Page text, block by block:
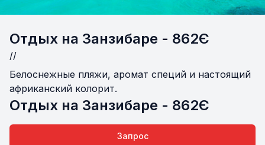
Отдых на Занзибаре - 862Є
//
Белоснежные пляжи, аромат специй и настоящий
африканский колорит.
Отдых на Занзибаре - 862Є
Запрос